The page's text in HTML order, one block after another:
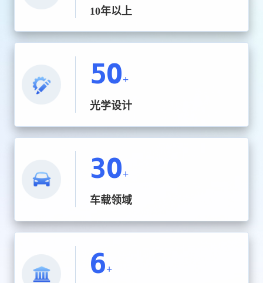
10年以上
50+
光学设计
30+
车载领域
6+